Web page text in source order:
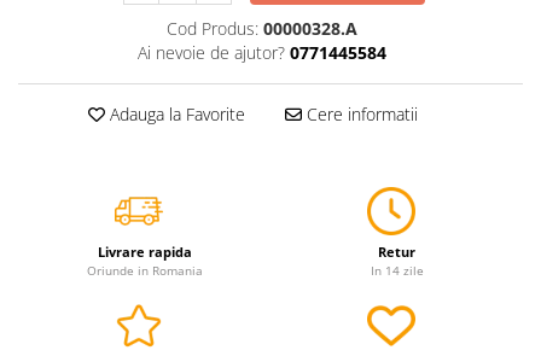
Cod Produs: 00000328.A
Ai nevoie de ajutor? 0771445584
Adauga la Favorite Cere informatii
Livrare rapida
Oriunde in Romania
Retur
In 14 zile